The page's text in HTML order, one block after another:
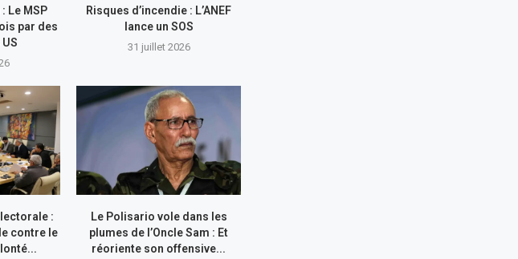
Le MSP
par des
Risques d’incendie : L’ANEF
lance un SOS
31 juillet 2026
:
contre le
Le Polisario vole dans les
plumes de l’Oncle Sam : Et
réoriente son offensive...